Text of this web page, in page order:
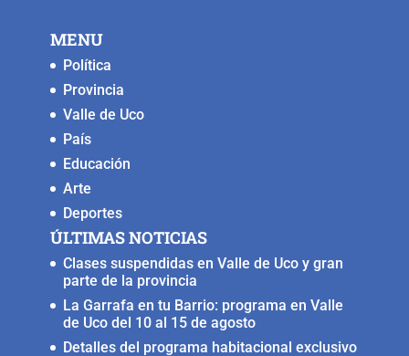
MENU
Política
Provincia
Valle de Uco
País
Educación
Arte
Deportes
ÚLTIMAS NOTICIAS
Clases suspendidas en Valle de Uco y gran
parte de la provincia
La Garrafa en tu Barrio: programa en Valle
de Uco del 10 al 15 de agosto
Detalles del programa habitacional exclusivo